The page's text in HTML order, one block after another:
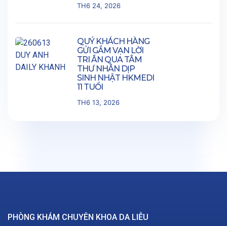
TH6 24, 2026
QUÝ KHÁCH HÀNG
GỬI GẮM VẠN LỜI
TRI ÂN QUA TÂM
THƯ NHÂN DỊP
SINH NHẬT HKMEDI
11 TUỔI
TH6 13, 2026
PHÒNG KHÁM CHUYÊN KHOA DA LIỄU